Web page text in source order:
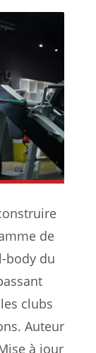
de
body du
clubs
Auteur
à jour